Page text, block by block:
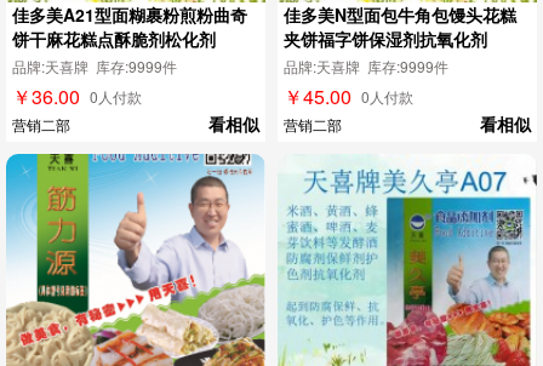
佳多美A21型面糊裹粉煎粉曲奇
饼干麻花糕点酥脆剂松化剂
品牌:天喜牌 库存:9999件
￥36.00 0人付款
营销二部
看相似
佳多美N型面包牛角包馒头花糕
夹饼福字饼保湿剂抗氧化剂
品牌:天喜牌 库存:9999件
￥45.00 0人付款
营销二部
看相似